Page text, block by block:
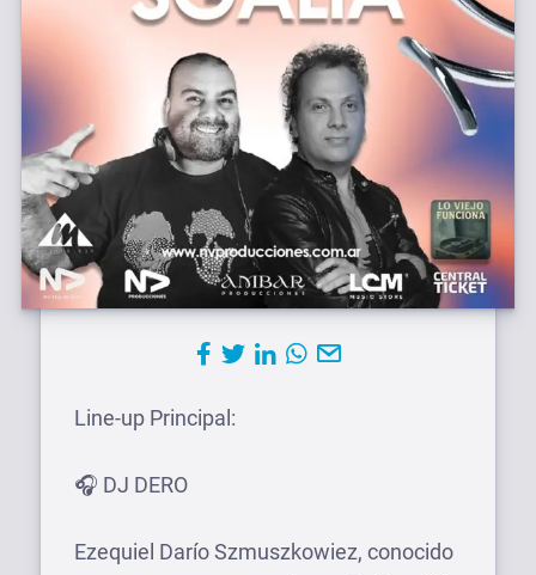
Line-up Principal:
🎧 DJ DERO
Ezequiel Darío Szmuszkowiez, conocido